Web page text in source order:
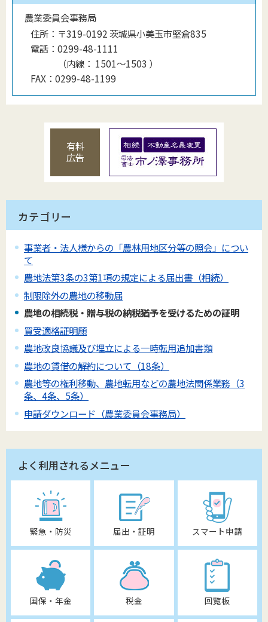
農業委員会事務局
住所： 〒319-0192 茨城県小美玉市堅倉835
電話： 0299-48-1111
（内線 ： 1501〜1503 ）
FAX： 0299-48-1199
有料
広告
カテゴリー
事業者・法人様からの「農林用地区分等の照会」につい
て
農地法第3条の3第1項の規定による届出書（相続）
制限除外の農地の移動届
農地の相続税・贈与税の納税猶予を受けるための証明
買受適格証明願
農地改良協議及び埋立による一時転用追加書類
農地の賃借の解約について（18条）
農地等の権利移動、農地転用などの農地法関係業務（3
条、4条、5条）
申請ダウンロード（農業委員会事務局）
よく利用されるメニュー
緊急・防災 届出・証明 スマート申請
国保・年金 税金 回覧板